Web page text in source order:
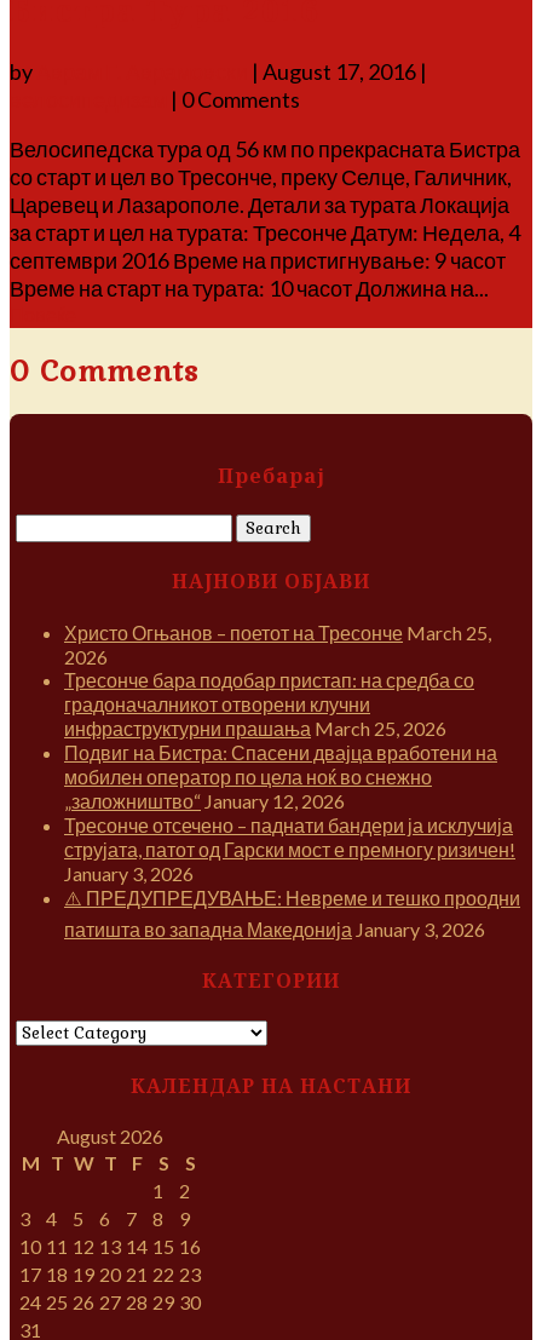
by | August 17, 2016 |
| 0 Comments
Велосипедска тура од 56 км по прекрасната Бистра
со старт и цел во Тресонче, преку Селце, Галичник,
Царевец и Лазарополе. Детали за турата Локација
за старт и цел на турата: Тресонче Датум: Недела, 4
септември 2016 Време на пристигнување: 9 часот
Време на старт на турата: 10 часот Должина на...
0 Comments
Пребарај
for:
НАЈНОВИ ОБЈАВИ
Христо Огњанов – поетот на Тресонче March 25,
2026
Тресонче бара подобар пристап: на средба со
градоначалникот отворени клучни
инфраструктурни прашања March 25, 2026
Подвиг на Бистра: Спасени двајца вработени на
мобилен оператор по цела ноќ во снежно
„заложништво“ January 12, 2026
Тресонче отсечено – паднати бандери ја исклучија
струјата, патот од Гарски мост е премногу ризичен!
January 3, 2026
⚠️ ПРЕДУПРЕДУВАЊЕ: Невреме и тешко проодни
патишта во западна Македонија January 3, 2026
КАТЕГОРИИ
КАТЕГОРИИ
КАЛЕНДАР НА НАСТАНИ
August 2026
M T W T F S
S
1
2
3
4 5 6 7 8
9
10 11 12 13 14 15 16
17 18 19 20 21 22 23
24 25 26 27 28 29 30
31